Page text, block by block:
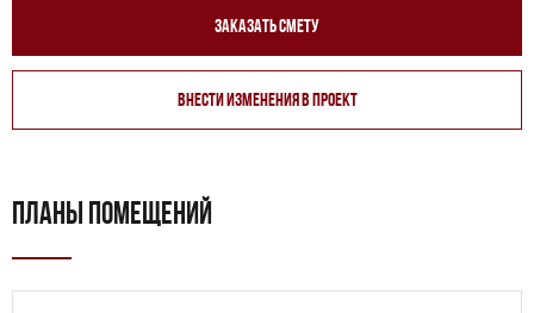
Заказать смету
Внести изменения в проект
ПЛАНЫ ПОМЕЩЕНИЙ